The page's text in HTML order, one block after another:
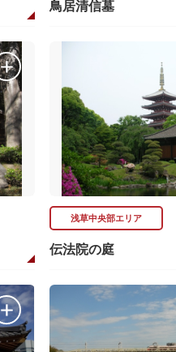
鳥居清信墓
浅草中央部エリア
伝法院の庭